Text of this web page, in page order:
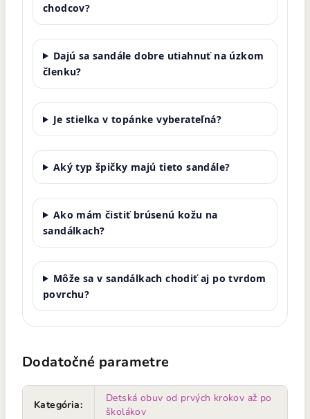
chodcov?
Dajú sa sandále dobre utiahnuť na úzkom
členku?
Je stielka v topánke vyberateľná?
Aký typ špičky majú tieto sandále?
Ako mám čistiť brúsenú kožu na
sandálkach?
Môže sa v sandálkach chodiť aj po tvrdom
povrchu?
Dodatočné parametre
Kategória:
Detská obuv od prvých krokov až po
školákov